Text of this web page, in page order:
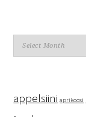
appelsiini aprikoosi